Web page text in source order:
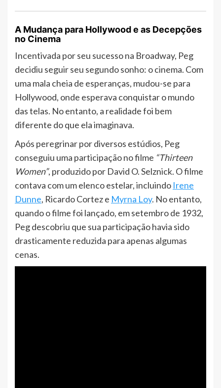
A Mudança para Hollywood e as Decepções
no Cinema
Incentivada por seu sucesso na Broadway, Peg
decidiu seguir seu segundo sonho: o cinema. Com
uma mala cheia de esperanças, mudou-se para
Hollywood, onde esperava conquistar o mundo
das telas. No entanto, a realidade foi bem
diferente do que ela imaginava.
Após peregrinar por diversos estúdios, Peg
conseguiu uma participação no filme “Thirteen
Women”, produzido por David O. Selznick. O filme
contava com um elenco estelar, incluindo Irene
Dunne, Ricardo Cortez e Myrna Loy. No entanto,
quando o filme foi lançado, em setembro de 1932,
Peg descobriu que sua participação havia sido
drasticamente reduzida para apenas algumas
cenas.